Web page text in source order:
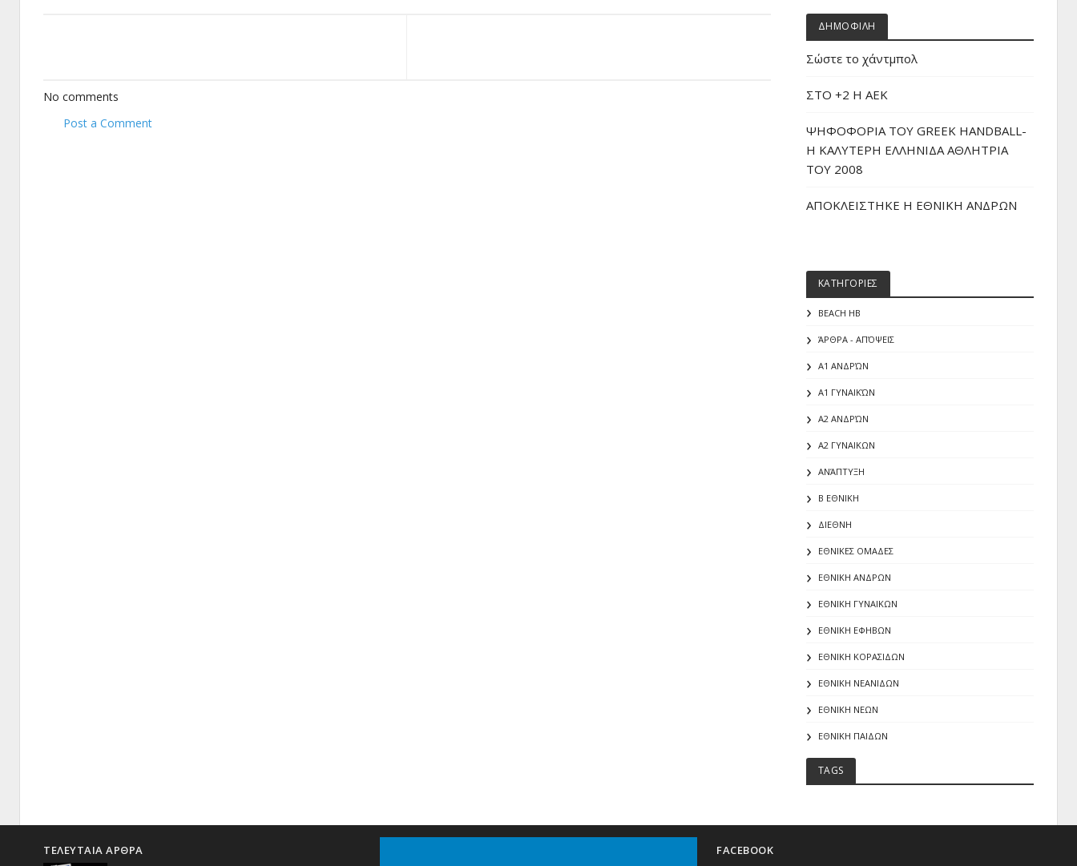
No comments
Post a Comment
ΔΗΜΟΦΙΛΗ
Σώστε το χάντμπολ
ΣΤΟ +2 Η ΑΕΚ
ΨΗΦΟΦΟΡΙΑ ΤΟΥ GREEK HANDBALL-
H ΚΑΛΥΤΕΡΗ ΕΛΛΗΝΙΔΑ ΑΘΛΗΤΡΙΑ
ΤΟΥ 2008
ΑΠΟΚΛΕΙΣΤΗΚΕ Η ΕΘΝΙΚΗ ΑΝΔΡΩΝ
ΚΑΤΗΓΟΡΙΕΣ
BEACH HB
ΆΡΘΡΑ - ΑΠΌΨΕΙΣ
Α1 ΑΝΔΡΏΝ
Α1 ΓΥΝΑΙΚΏΝ
Α2 ΑΝΔΡΏΝ
Α2 ΓΥΝΑΙΚΩΝ
ΑΝΆΠΤΥΞΗ
Β ΕΘΝΙΚΗ
ΔΙΕΘΝΗ
ΕΘΝΙΚΕΣ ΟΜΑΔΕΣ
ΕΘΝΙΚΗ ΑΝΔΡΩΝ
ΕΘΝΙΚΗ ΓΥΝΑΙΚΩΝ
ΕΘΝΙΚΗ ΕΦΗΒΩΝ
ΕΘΝΙΚΗ ΚΟΡΑΣΙΔΩΝ
ΕΘΝΙΚΗ ΝΕΑΝΙΔΩΝ
ΕΘΝΙΚΗ ΝΕΩΝ
ΕΘΝΙΚΗ ΠΑΙΔΩΝ
TAGS
ΤΕΛΕΥΤΑΙΑ ΑΡΘΡΑ FACEBOOK